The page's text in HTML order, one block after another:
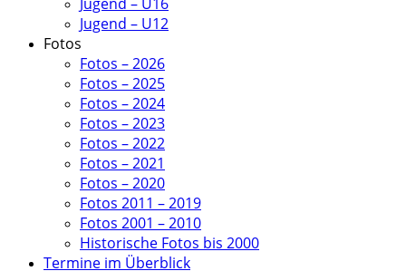
Jugend – U12
Fotos
Fotos – 2026
Fotos – 2025
Fotos – 2024
Fotos – 2023
Fotos – 2022
Fotos – 2021
Fotos – 2020
Fotos 2011 – 2019
Fotos 2001 – 2010
Historische Fotos bis 2000
Termine im Überblick